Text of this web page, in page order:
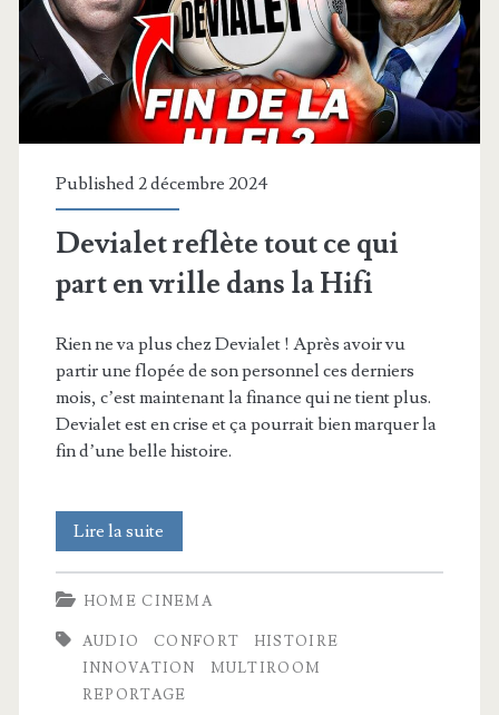
Published 2 décembre 2024
Devialet reflète tout ce qui
part en vrille dans la Hifi
Rien ne va plus chez Devialet ! Après avoir vu
partir une flopée de son personnel ces derniers
mois, c’est maintenant la finance qui ne tient plus.
Devialet est en crise et ça pourrait bien marquer la
fin d’une belle histoire.
Lire la suite
reflète
tout
ce
qui
HOME CINEMA
AUDIO CONFORT
HISTOIRE
INNOVATION
MULTIROOM
REPORTAGE